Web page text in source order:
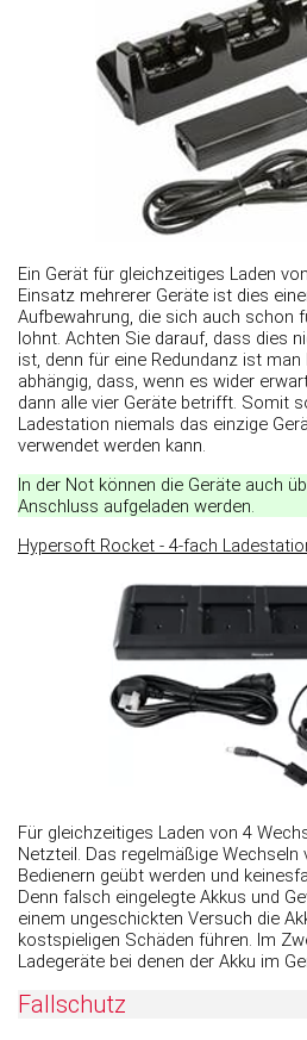
Ein Gerät für gleichzeitiges Laden
Einsatz mehrerer Geräte ist dies
Aufbewahrung, die sich auch schon
lohnt. Achten Sie darauf, dass dies
ist, denn für eine Redundanz ist
abhängig, dass, wenn es wider
dann alle vier Geräte betrifft. Somit
Ladestation niemals das einzige
verwendet werden kann.
In der Not können die Geräte auch
Anschluss aufgeladen werden.
Hypersoft Rocket - 4-fach
Für gleichzeitiges Laden von 4
Netzteil. Das regelmäßige
Bedienern geübt werden und
Denn falsch eingelegte Akkus und
einem ungeschickten Versuch die
kostspieligen Schäden führen. Im
Ladegeräte bei denen der Akku im
Fallschutz